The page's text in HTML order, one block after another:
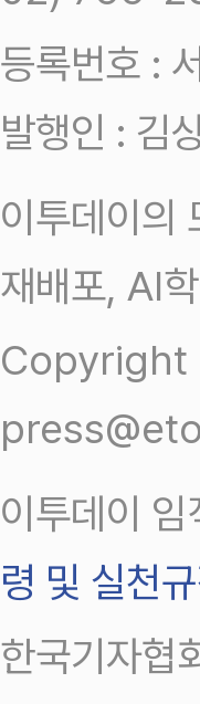
등록번호 :
발행인 : 김
이투데이의
재배포, AI
Copyright
이투데이
령 및 실천
한국기자협